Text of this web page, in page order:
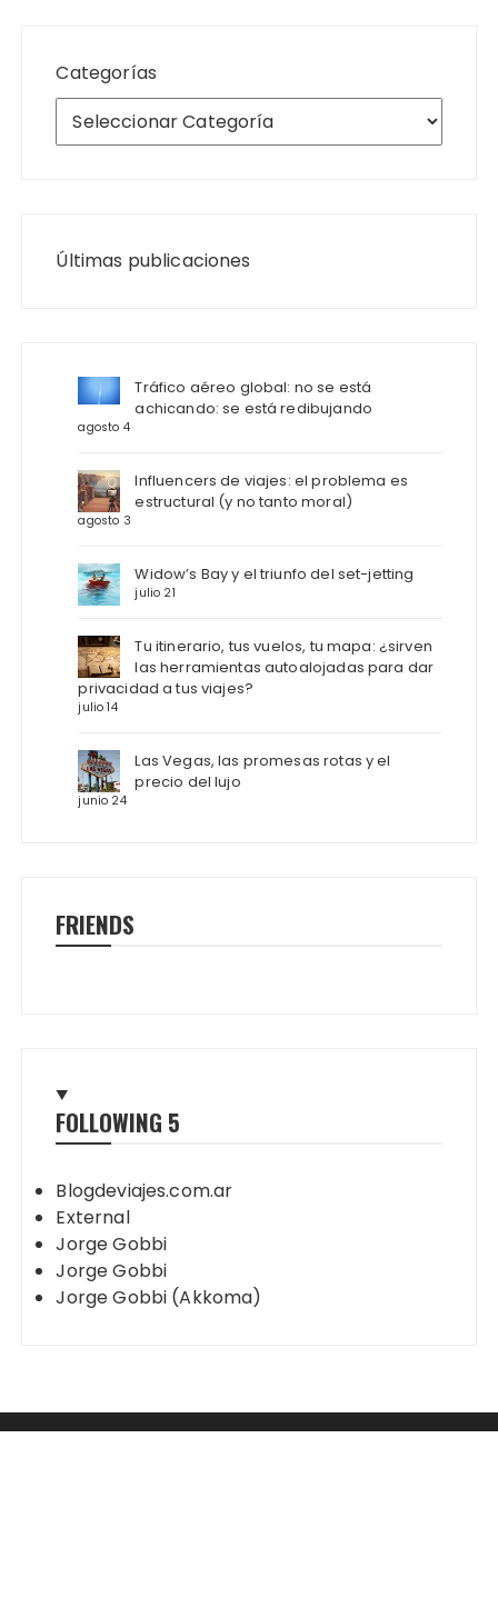
Categorías
Últimas publicaciones
Tráfico aéreo global: no se está
achicando: se está redibujando
agosto 4
Influencers de viajes: el problema es
estructural (y no tanto moral)
agosto 3
Widow’s Bay y el triunfo del set-jetting
julio 21
Tu itinerario, tus vuelos, tu mapa: ¿sirven
las herramientas autoalojadas para dar
privacidad a tus viajes?
julio 14
Las Vegas, las promesas rotas y el
precio del lujo
junio 24
FRIENDS
FOLLOWING 5
Blogdeviajes.com.ar
External
Jorge Gobbi
Jorge Gobbi
Jorge Gobbi (Akkoma)